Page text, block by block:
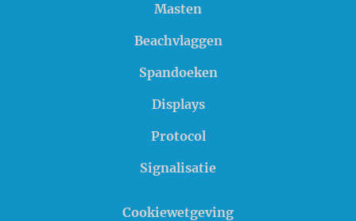
Masten
Beachvlaggen
Spandoeken
Displays
Protocol
Signalisatie
Cookiewetgeving